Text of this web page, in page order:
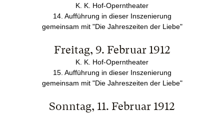
K. K. Hof-Operntheater
14. Aufführung in dieser Inszenierung
gemeinsam mit "Die Jahreszeiten der Liebe"
Freitag, 9. Februar 1912
K. K. Hof-Operntheater
15. Aufführung in dieser Inszenierung
gemeinsam mit "Die Jahreszeiten der Liebe"
Sonntag, 11. Februar 1912